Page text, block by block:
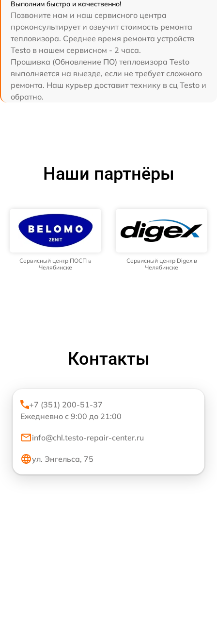
Выполним быстро и качественно!
Позвоните нам и наш сервисного центра
проконсультирует и озвучит стоимость ремонта
тепловизора. Среднее время ремонта устройств
Testo в нашем сервисном - 2 часа.
Прошивка (Обновление ПО) тепловизора Testo
выполняется на выезде, если не требует сложного
ремонта. Наш курьер доставит технику в сц Testo и
обратно.
Наши партнёры
Сервисный центр ПОСП в
Челябинске
Сервисный центр Digex в
Челябинске
Контакты
+7 (351) 200-51-37
Ежедневно с 9:00 до 21:00
info@chl.testo-repair-center.ru
ул. Энгельса, 75